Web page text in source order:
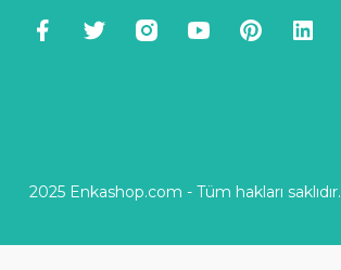
2025 Enkashop.com - Tüm hakları saklıdır.